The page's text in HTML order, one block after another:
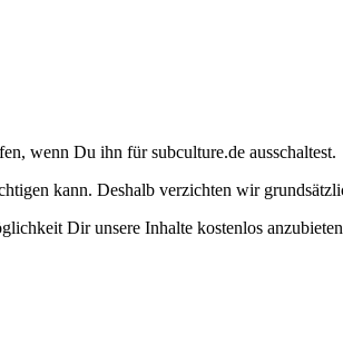
wenn Du ihn für subculture.de ausschaltest.
kann. Deshalb verzichten wir
Dir unsere Inhalte kostenlos